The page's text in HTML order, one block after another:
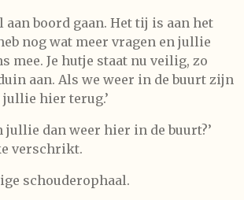
aan boord gaan. Het tij is aan het
nog wat meer vragen en jullie
mee. Je hutje staat nu veilig, zo
aan. Als we weer in de buurt zijn
hier terug.’
jullie dan weer hier in de buurt?’
verschrikt.
schouderophaal.